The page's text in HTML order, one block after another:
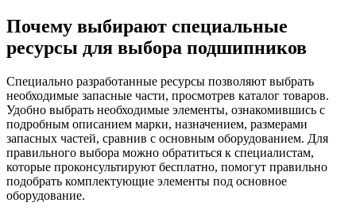
Почему выбирают специальные
ресурсы для выбора подшипников
Специально разработанные ресурсы позволяют выбрать
необходимые запасные части, просмотрев каталог товаров.
Удобно выбрать необходимые элементы, ознакомившись с
подробным описанием марки, назначением, размерами
запасных частей, сравнив с основным оборудованием. Для
правильного выбора можно обратиться к специалистам,
которые проконсультируют бесплатно, помогут правильно
подобрать комплектующие элементы под основное
оборудование.